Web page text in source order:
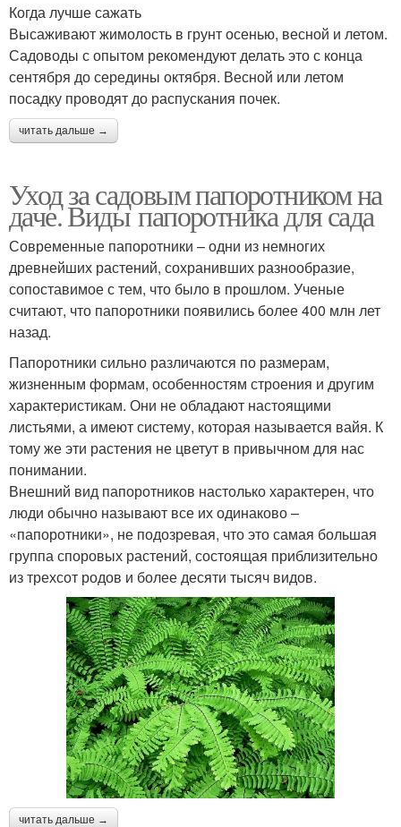
Когда лучше сажать
Высаживают жимолость в грунт осенью, весной и летом.
Садоводы с опытом рекомендуют делать это с конца
сентября до середины октября. Весной или летом
посадку проводят до распускания почек.
читать дальше →
Уход за садовым папоротником на
даче. Виды папоротника для сада
Современные папоротники – одни из немногих
древнейших растений, сохранивших разнообразие,
сопоставимое с тем, что было в прошлом. Ученые
считают, что папоротники появились более 400 млн лет
назад.
Папоротники сильно различаются по размерам,
жизненным формам, особенностям строения и другим
характеристикам. Они не обладают настоящими
листьями, а имеют систему, которая называется вайя. К
тому же эти растения не цветут в привычном для нас
понимании.
Внешний вид папоротников настолько характерен, что
люди обычно называют все их одинаково –
«папоротники», не подозревая, что это самая большая
группа споровых растений, состоящая приблизительно
из трехсот родов и более десяти тысяч видов.
читать дальше →